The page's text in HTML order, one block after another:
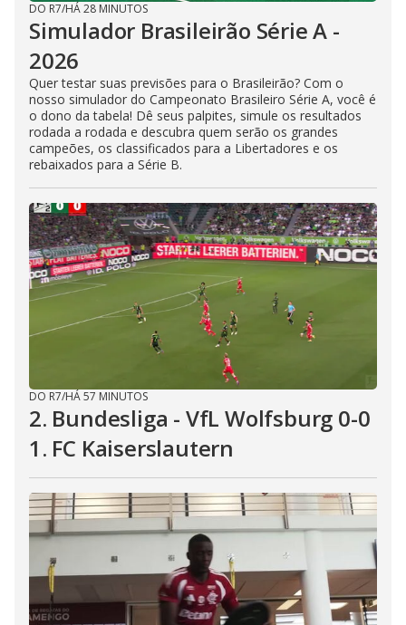
DO R7/HÁ 28 MINUTOS
Simulador Brasileirão Série A -
2026
Quer testar suas previsões para o Brasileirão? Com o
nosso simulador do Campeonato Brasileiro Série A, você é
o dono da tabela! Dê seus palpites, simule os resultados
rodada a rodada e descubra quem serão os grandes
campeões, os classificados para a Libertadores e os
rebaixados para a Série B.
DO R7/HÁ 57 MINUTOS
2. Bundesliga - VfL Wolfsburg 0-0
1. FC Kaiserslautern